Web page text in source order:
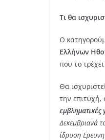
Τι θα
Ο
Ελλήνων
που το
Θα
την επιτυχή,
εμβληματικές
Δεκεμβριανά
ίδρυση